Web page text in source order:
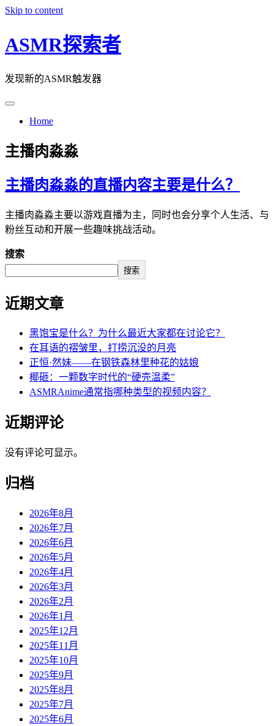
Skip to content
ASMR探索者
发现新的ASMR触发器
Home
主播肉淼淼
主播肉淼淼的直播内容主要是什么？
主播肉淼淼主要以游戏直播为主，同时也会分享个人生活、与
粉丝互动和开展一些趣味挑战活动。
搜索
搜索
近期文章
黑饱宝是什么？为什么最近大家都在讨论它？
在耳语的褶皱里，打捞沉没的月亮
正恒·然妹——在钢铁森林里种花的姑娘
椰砸：一颗数字时代的“硬壳温柔”
ASMRAnime通常指哪种类型的视频内容？
近期评论
没有评论可显示。
归档
2026年8月
2026年7月
2026年6月
2026年5月
2026年4月
2026年3月
2026年2月
2026年1月
2025年12月
2025年11月
2025年10月
2025年9月
2025年8月
2025年7月
2025年6月